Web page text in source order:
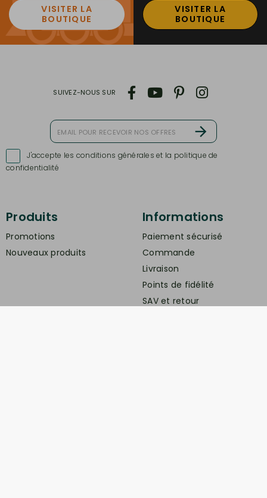
VISITER LA
BOUTIQUE
VISITER LA
BOUTIQUE
J'accepte les conditions générales et la politique de
confidentialité
SUIVEZ-NOUS SUR
Produits
Promotions
Nouveaux produits
Informations
Paiement sécurisé
Commande
Livraison
Points de fidélité
SAV et retour